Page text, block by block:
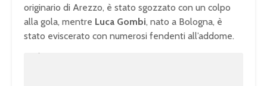
originario di Arezzo, è stato sgozzato con un colpo
alla gola, mentre Luca Gombi, nato a Bologna, è
stato eviscerato con numerosi fendenti all’addome.